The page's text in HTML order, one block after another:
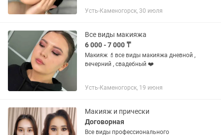
🎉 Ашылу құрметіне жеңілдік! 🔥
📍...
Усть-Каменогорск, 30 июля
Все виды макияжа
6 000 - 7 000 ₸
Макияж 💄все виды макияжа дневной ,
вечерний , свадебный ❤️
Усть-Каменогорск, 19 июня
Макияж и прически
Договорная
Все виды профессионального